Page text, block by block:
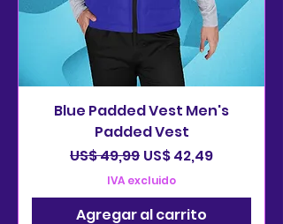
Blue Padded Vest Men's
Padded Vest
Precio
US$ 49,99 Precio de oferta
US$ 42,49
IVA excluido
Agregar al carrito